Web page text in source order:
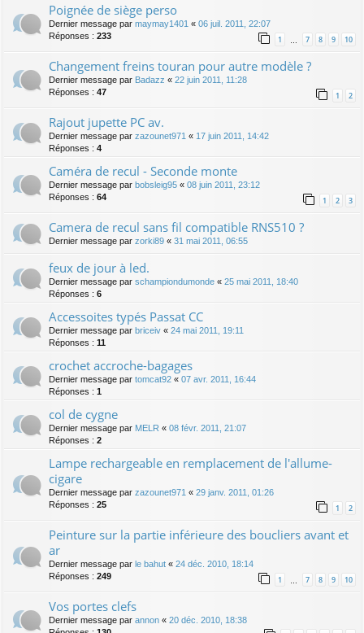
Poignée de siège perso
Dernier message par maymay1401 « 06 juil. 2011, 22:07
Réponses : 233 1 7 8 9 10
Changement freins touran pour autre modèle ?
Dernier message par Badazz « 22 juin 2011, 11:28
Réponses : 47 1 2
Rajout jupette PC av.
Dernier message par zazounet971 « 17 juin 2011, 14:42
Réponses : 4
Caméra de recul - Seconde monte
Dernier message par bobsleig95 « 08 juin 2011, 23:12
Réponses : 64 1 2 3
Camera de recul sans fil compatible RNS510 ?
Dernier message par zorki89 « 31 mai 2011, 06:55
feux de jour à led.
Dernier message par schampiondumonde « 25 mai 2011, 18:40
Réponses : 6
Accessoites typés Passat CC
Dernier message par briceiv « 24 mai 2011, 19:11
Réponses : 11
crochet accroche-bagages
Dernier message par tomcat92 « 07 avr. 2011, 16:44
Réponses : 1
col de cygne
Dernier message par MELR « 08 févr. 2011, 21:07
Réponses : 2
Lampe rechargeable en remplacement de l'allume-
cigare
Dernier message par zazounet971 « 29 janv. 2011, 01:26
Réponses : 25 1 2
Peinture sur la partie inférieure des boucliers avant et
ar
Dernier message par le bahut « 24 déc. 2010, 18:14
Réponses : 249 1 … 7 8 9 10
Vos portes clefs
Dernier message par annon « 20 déc. 2010, 18:38